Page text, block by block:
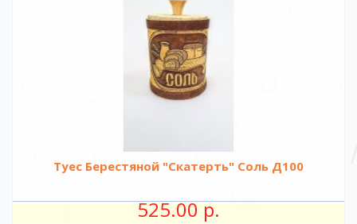
Туес Берестяной "Скатерть" Соль Д100
525.00 р.